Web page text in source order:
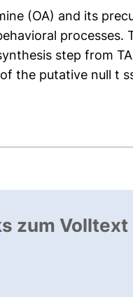
(OA) and its
step from
the putative null t
zum Volltext
öffnet neues